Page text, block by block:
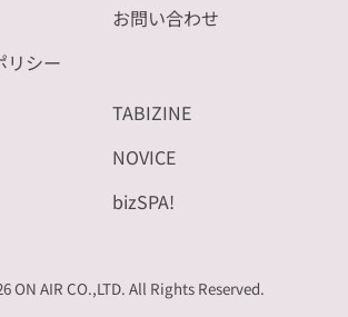
リシー
お問い合わせ
TABIZINE
NOVICE
bizSPA!
ON AIR CO.,LTD. All Rights Reserved.